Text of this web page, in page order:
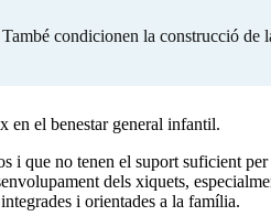
condicionen la construcció de
en el benestar general infantil.
i que no tenen el suport suficient
dels xiquets,
i orientades a la família.